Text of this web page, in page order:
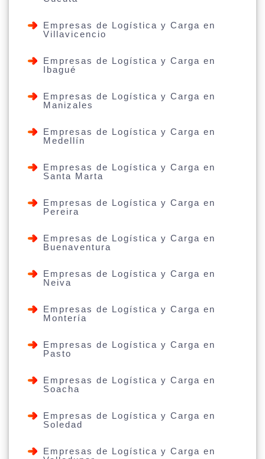
Empresas de Logística y Carga en
Villavicencio
Empresas de Logística y Carga en
Ibagué
Empresas de Logística y Carga en
Manizales
Empresas de Logística y Carga en
Medellín
Empresas de Logística y Carga en
Santa Marta
Empresas de Logística y Carga en
Pereira
Empresas de Logística y Carga en
Buenaventura
Empresas de Logística y Carga en
Neiva
Empresas de Logística y Carga en
Montería
Empresas de Logística y Carga en
Pasto
Empresas de Logística y Carga en
Soacha
Empresas de Logística y Carga en
Soledad
Empresas de Logística y Carga en